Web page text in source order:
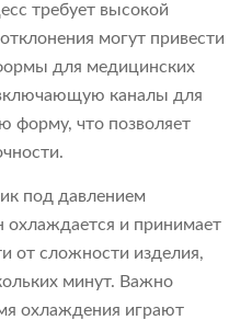
требует высокой
могут привести
для медицинских
каналы для
форму, что позволяет
под давлением
охлаждается и принимает
от сложности изделия,
минут. Важно
охлаждения играют